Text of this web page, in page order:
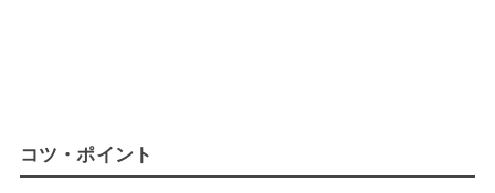
コツ・ポイント